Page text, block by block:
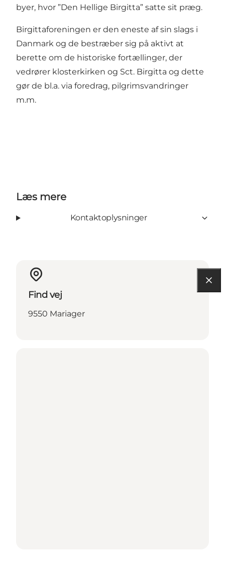
byer, hvor ”Den Hellige Birgitta” satte sit præg.
Birgittaforeningen er den eneste af sin slags i
Danmark og de bestræber sig på aktivt at
berette om de historiske fortællinger, der
vedrører klosterkirken og Sct. Birgitta og dette
gør de bl.a. via foredrag, pilgrimsvandringer
m.m.
Læs mere
Kontaktoplysninger
Find vej
9550 Mariager